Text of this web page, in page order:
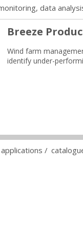
data
Breeze
Wind farm
identify under-
/